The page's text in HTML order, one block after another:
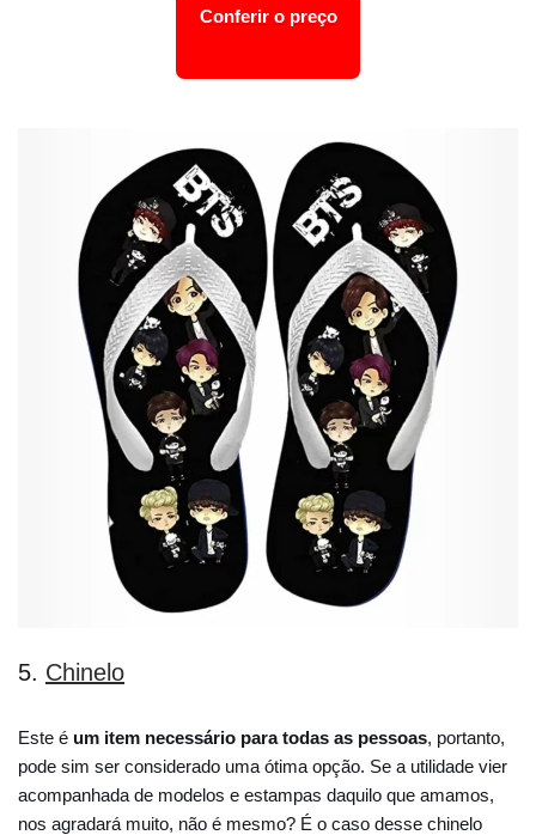
Conferir o preço
5. Chinelo
Este é um item necessário para todas as pessoas, portanto,
pode sim ser considerado uma ótima opção. Se a utilidade vier
acompanhada de modelos e estampas daquilo que amamos,
nos agradará muito, não é mesmo? É o caso desse chinelo